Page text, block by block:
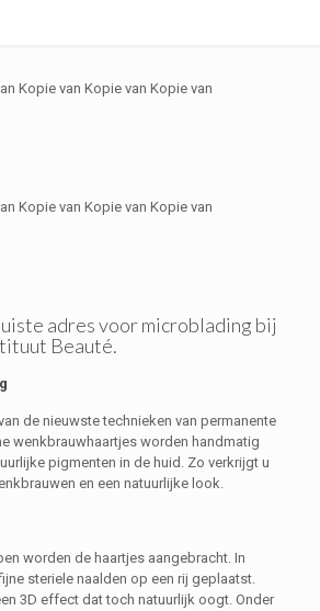
adres voor microblading bij
Beauté.
de nieuwste technieken van permanente
wenkbrauwhaartjes worden handmatig
pigmenten in de huid. Zo verkrijgt u
en een natuurlijke look.
worden de haartjes aangebracht. In
steriele naalden op een rij geplaatst.
3D effect dat toch natuurlijk oogt. Onder